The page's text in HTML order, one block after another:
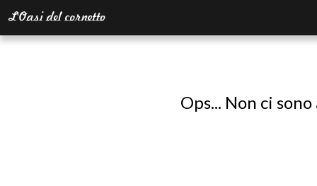
Ops... Non ci